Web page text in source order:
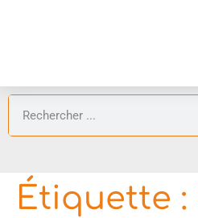
Étiquette :